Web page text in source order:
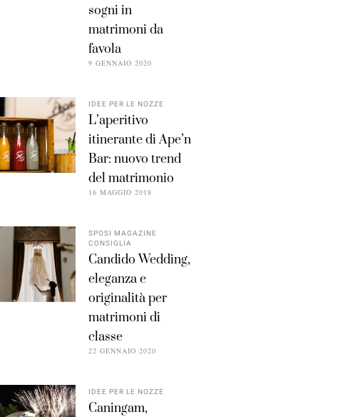
sogni in
matrimoni da
favola
9 GENNAIO 2020
IDEE PER LE NOZZE
L’aperitivo
itinerante di Ape’n
Bar: nuovo trend
del matrimonio
16 MAGGIO 2018
SPOSI MAGAZINE
CONSIGLIA
Candido Wedding,
eleganza e
originalità per
matrimoni di
classe
22 GENNAIO 2020
IDEE PER LE NOZZE
Caningam,